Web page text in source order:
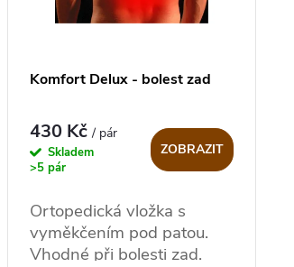
Komfort Delux - bolest zad
430 Kč/ pár
Skladem
>5 pár
ZOBRAZIT
Ortopedická vložka s
vyměkčením pod patou.
Vhodné při bolesti zad.